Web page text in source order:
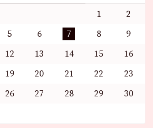
1
2
5 6 7 8
9
12 13 14 15
16
19 20 21 22
23
26 27 28 29
30